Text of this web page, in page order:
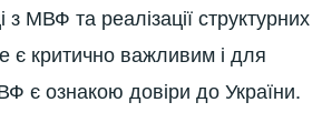
з МВФ та реалізації структурних
критично важливим і для
є ознакою довіри до України.